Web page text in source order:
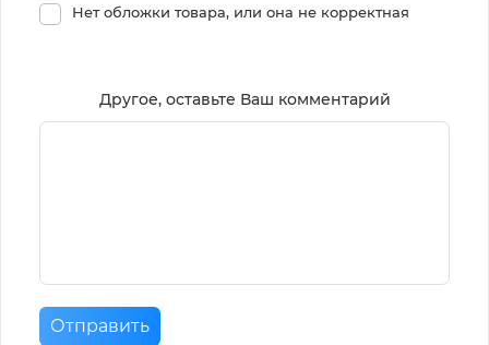
Нет обложки товара, или она не корректная
Другое, оставьте Ваш комментарий
Отправить